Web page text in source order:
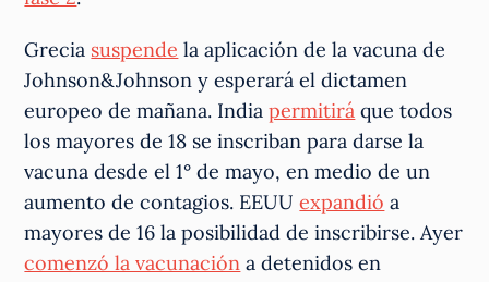
Grecia suspende la aplicación de la vacuna de
Johnson&Johnson y esperará el dictamen
europeo de mañana. Indiapermitirá que todos
los mayores de 18 se inscriban para darse la
vacuna desde el 1° de mayo, en medio de un
aumento de contagios. EEUUexpandió a
mayores de 16 la posibilidad de inscribirse. Ayer
comenzó la vacunación a detenidos en